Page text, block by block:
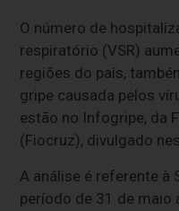
O número de
respiratório (VSR)
regiões do país,
gripe causada pelos
estão no Infogripe, da
(Fiocruz), divulgado
A análise é referente à
período de 31 de maio